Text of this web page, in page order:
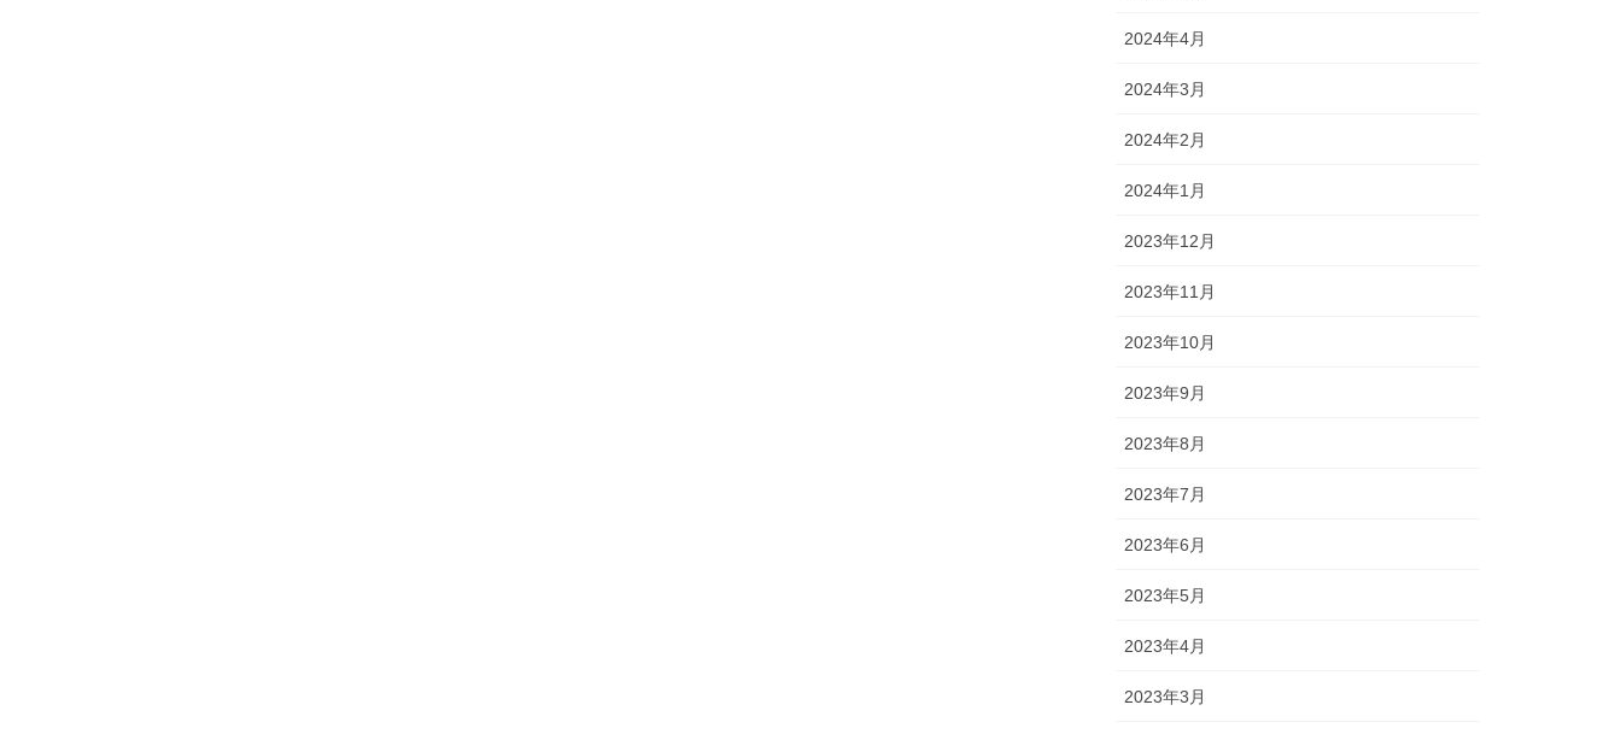
2024年4月
2024年3月
2024年2月
2024年1月
2023年12月
2023年11月
2023年10月
2023年9月
2023年8月
2023年7月
2023年6月
2023年5月
2023年4月
2023年3月